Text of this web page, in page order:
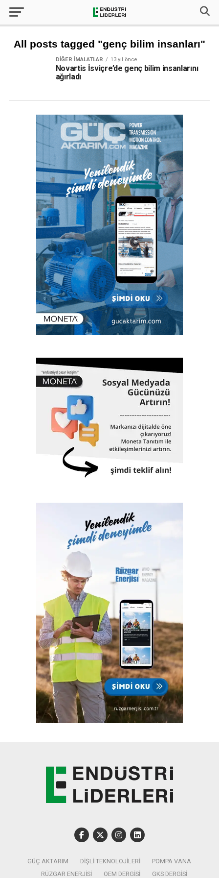
All posts tagged "genç bilim insanları"
DIĞER İMALATLAR 13 yıl önce
Novartis İsviçre’de genç bilim insanlarını
ağırladı
GÜÇ AKTARIM DIŞLI TEKNOLOJILERI
POMPA VANA
RÜZGAR ENERJISI
OEM DERGISI GKS DERGISI